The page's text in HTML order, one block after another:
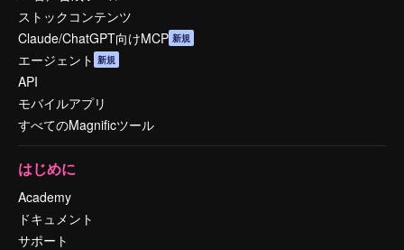
ストックコンテンツ
Claude/ChatGPT向けMCP 新規
エージェント 新規
API
モバイルアプリ
すべてのMagnificツール
はじめに
Academy
ドキュメント
サポート